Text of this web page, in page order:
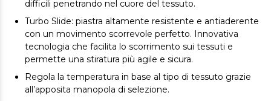
difficili penetrando nel cuore del tessuto.
Turbo Slide: piastra altamente resistente e antiaderente
con un movimento scorrevole perfetto. Innovativa
tecnologia che facilita lo scorrimento sui tessuti e
permette una stiratura più agile e sicura.
Regola la temperatura in base al tipo di tessuto grazie
all’apposita manopola di selezione.